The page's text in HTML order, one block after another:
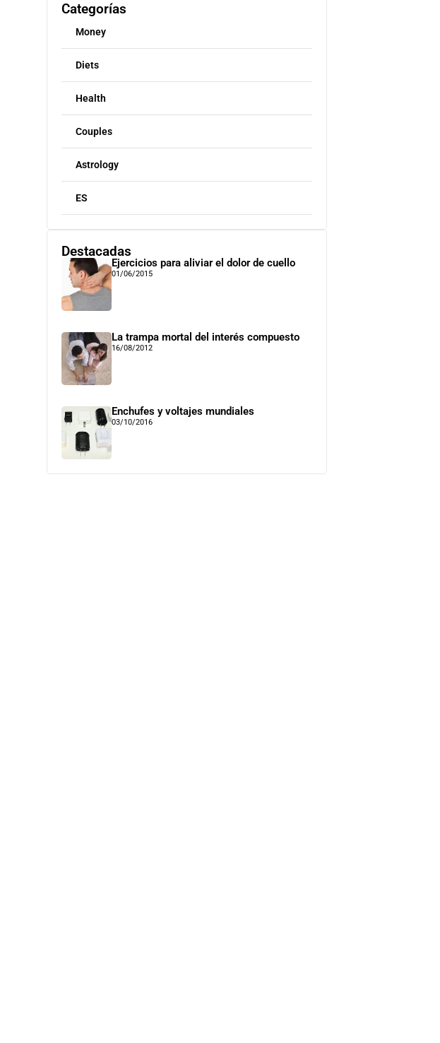
Categorías
Money
Diets
Health
Couples
Astrology
ES
Destacadas
Ejercicios para aliviar el dolor de cuello
01/06/2015
La trampa mortal del interés compuesto
16/08/2012
Enchufes y voltajes mundiales
03/10/2016